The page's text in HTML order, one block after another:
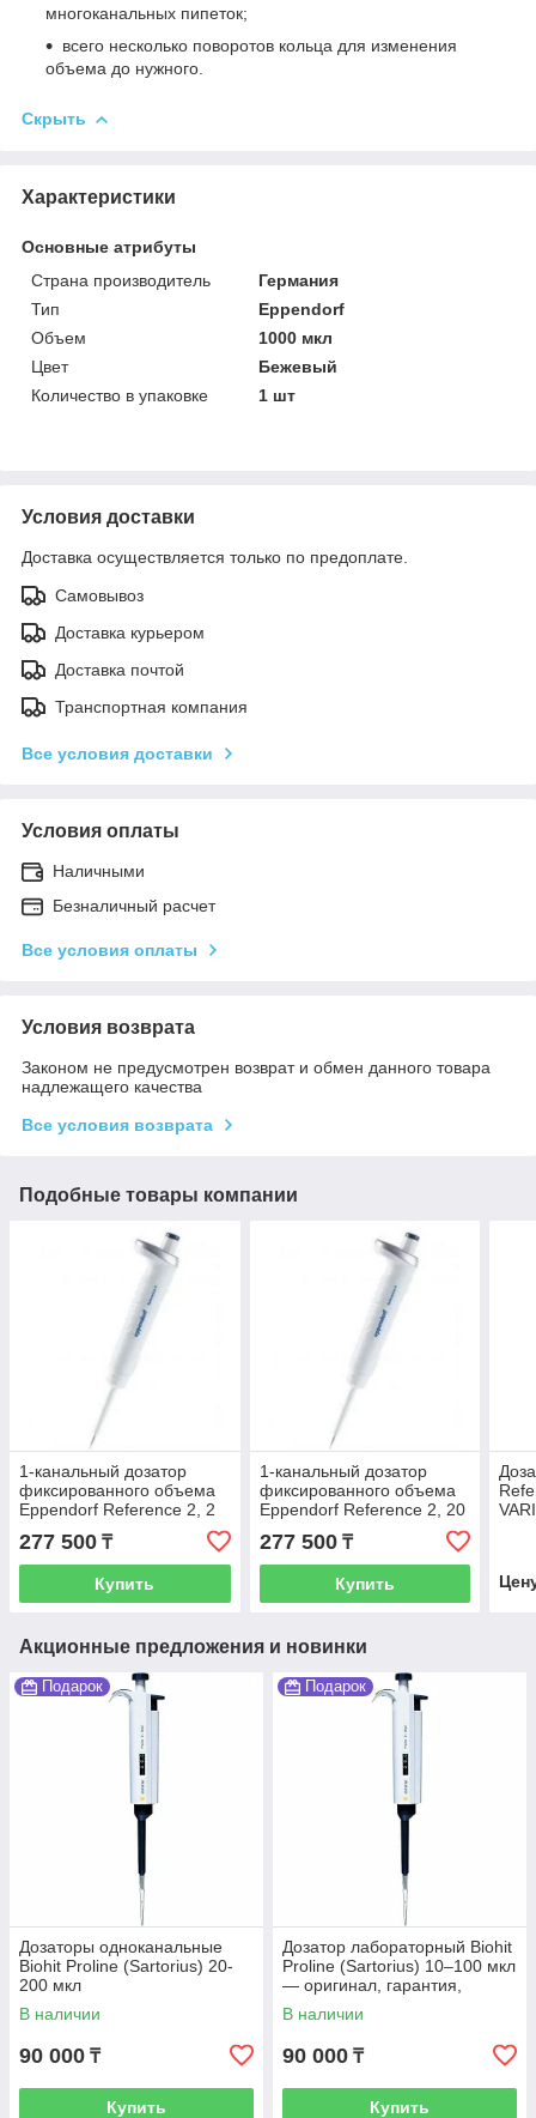
многоканальных пипеток;
всего несколько поворотов кольца для изменения
объема до нужного.
Скрыть
Характеристики
Основные атрибуты
Страна производитель
Германия
Тип
Eppendorf
Объем
1000 мкл
Цвет
Бежевый
Количество в упаковке
1 шт
Условия доставки
Доставка осуществляется только по предоплате.
Самовывоз
Доставка курьером
Доставка почтой
Транспортная компания
Все условия доставки
Условия оплаты
Наличными
Безналичный расчет
Все условия оплаты
Условия возврата
Законом не предусмотрен возврат и обмен данного товара
надлежащего качества
Все условия возврата
Подобные товары компании
1-канальный дозатор
фиксированного объема
Eppendorf Reference 2, 2
мкл, темно-серый
277 500 ₸
Купить
1-канальный дозатор
фиксированного объема
Eppendorf Reference 2, 20
мкл, желтый
277 500₸
Купить
Акционные предложения и новинки
Подарок
Дозаторы одноканальные
Biohit Proline (Sartorius) 20-
200 мкл
В наличии
90 000 ₸
Купить
Подарок
Дозатор лабораторный Biohit
Proline (Sartorius) 10–100 мкл
— оригинал, гарантия,
доставка по Казахстану
В наличии
90 000 ₸
Купить